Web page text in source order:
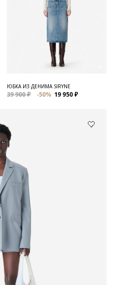
ЮБКА ИЗ ДЕНИМА SIRYNE
39 900 ₽ -50% 19 950 ₽